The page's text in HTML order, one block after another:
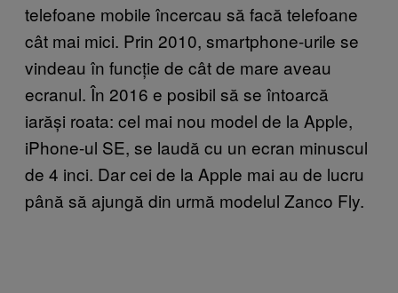
telefoane mobile încercau să facă telefoane
cât mai mici. Prin 2010, smartphone-urile se
vindeau în funcție de cât de mare aveau
ecranul. În 2016 e posibil să se întoarcă
iarăși roata: cel mai nou model de la Apple,
iPhone-ul SE, se laudă cu un ecran minuscul
de 4 inci. Dar cei de la Apple mai au de lucru
până să ajungă din urmă modelul Zanco Fly.